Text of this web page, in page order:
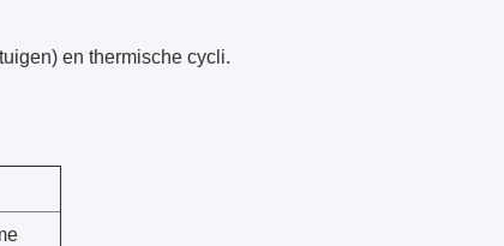
en thermische cycli.